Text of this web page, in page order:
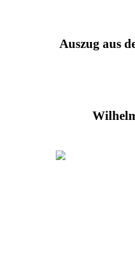
Auszug aus